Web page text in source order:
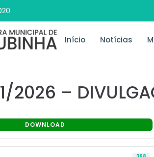
Início Notícias
2026 –
DOWNLOAD